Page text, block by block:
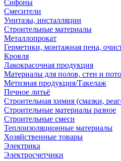
Сифоны
Смесители
Унитазы, инсталляции
Строительные материалы
Металлопрокат
Герметики, монтажная пена,
Кровля
Лакокрасочная продукция
Материалы для полов, стен и
Метизная продукция/Такелаж
Печное литьё
Строительная химия (смазки,
Строительные материалы разное
Строительные смеси
Теплоизоляционные материалы
Хозяйственные товары
Электрика
Электросчетчики